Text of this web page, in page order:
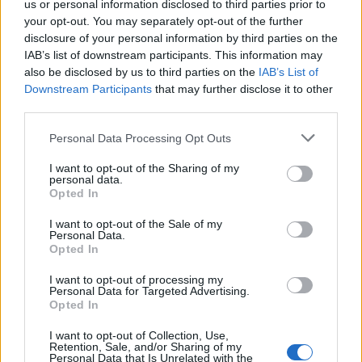
us or personal information disclosed to third parties prior to
your opt-out. You may separately opt-out of the further
disclosure of your personal information by third parties on the
IAB’s list of downstream participants. This information may
also be disclosed by us to third parties on the IAB’s List of
Downstream Participants that may further disclose it to other
Personal Data Processing Opt Outs
I want to opt-out of the Sharing of my
personal data.
Opted In
I want to opt-out of the Sale of my
Personal Data.
Opted In
I want to opt-out of processing my
Personal Data for Targeted Advertising.
Opted In
I want to opt-out of Collection, Use,
Retention, Sale, and/or Sharing of my
Personal Data that Is Unrelated with the
Δες επίσης: Oδηγός Αγοράς: 10 ζευγάρια flat
παπούτσια στα πιο κομψά ανοιξιάτικα
χρώματα